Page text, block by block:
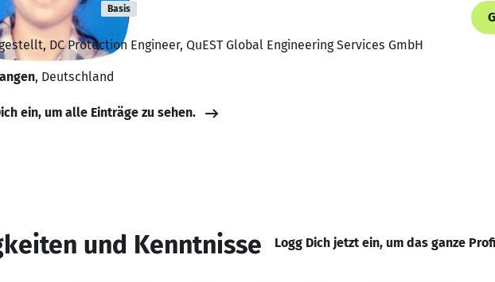
Korde Basis
DC Protection Engineer, QuEST Global Engineering Services GmbH
, Deutschland
ein, um alle Einträge zu sehen.
und Kenntnisse Logg Dich jetzt ein, um das ganze